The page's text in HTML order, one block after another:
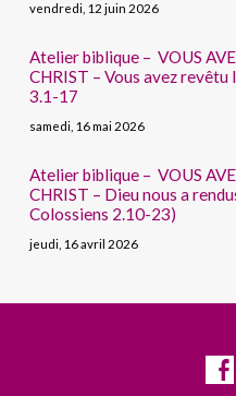
vendredi, 12 juin 2026
Atelier biblique – VOUS
CHRIST – Vous avez revêtu
3.1-17
samedi, 16 mai 2026
Atelier biblique – VOUS
CHRIST – Dieu nous a
Colossiens 2.10-23)
jeudi, 16 avril 2026